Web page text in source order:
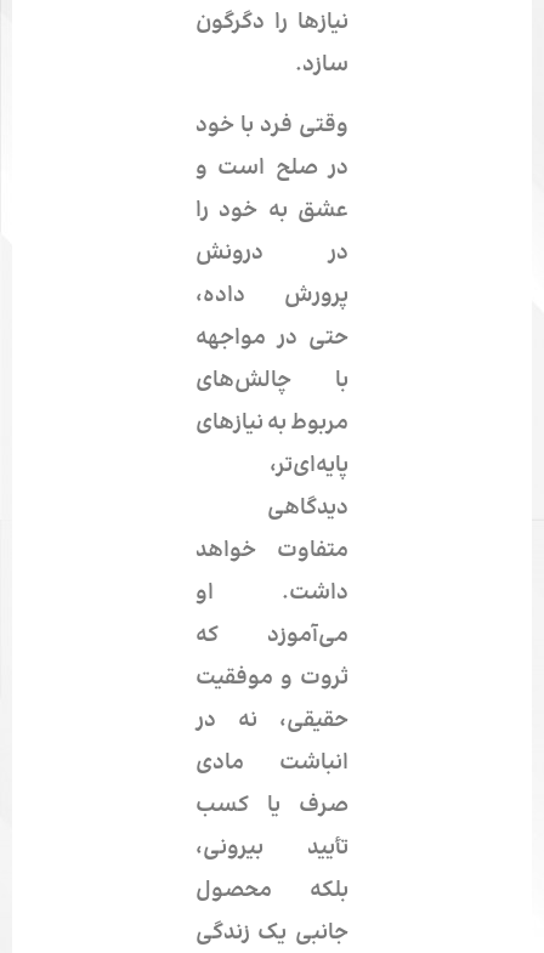
نیازها را دگرگون
سازد.
وقتی فرد با خود
در صلح است و
عشق به خود را
در درونش
پرورش داده،
حتی در مواجهه
با چالش‌های
مربوط به نیازهای
پایه‌ای‌تر،
دیدگاهی
متفاوت خواهد
داشت. او
می‌آموزد که
ثروت و موفقیت
حقیقی، نه در
انباشت مادی
صرف یا کسب
تأیید بیرونی،
بلکه محصول
جانبی یک زندگی